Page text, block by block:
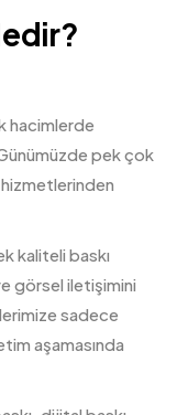
hacimlerde
pek çok
kaliteli baskı
görsel iletişimini
sadece
aşamasında